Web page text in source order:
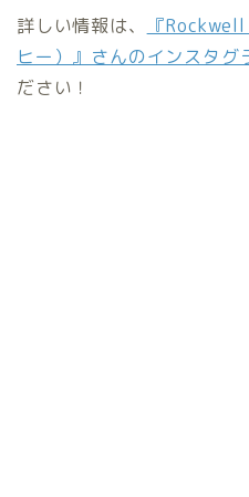
詳しい情報は、
『
ヒー）』さんのインスタグ
ださい！